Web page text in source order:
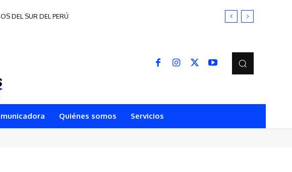
DEL SUR DEL PERÚ
Quiénes somos Servicios